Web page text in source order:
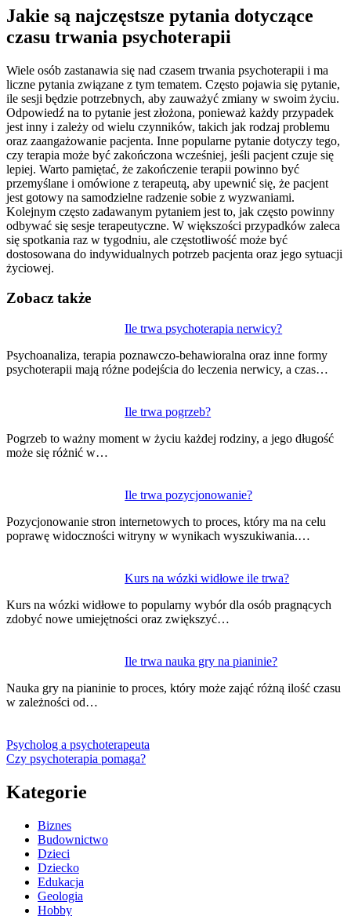
Jakie są najczęstsze pytania dotyczące
czasu trwania psychoterapii
Wiele osób zastanawia się nad czasem trwania psychoterapii i ma
liczne pytania związane z tym tematem. Często pojawia się pytanie,
ile sesji będzie potrzebnych, aby zauważyć zmiany w swoim życiu.
Odpowiedź na to pytanie jest złożona, ponieważ każdy przypadek
jest inny i zależy od wielu czynników, takich jak rodzaj problemu
oraz zaangażowanie pacjenta. Inne popularne pytanie dotyczy tego,
czy terapia może być zakończona wcześniej, jeśli pacjent czuje się
lepiej. Warto pamiętać, że zakończenie terapii powinno być
przemyślane i omówione z terapeutą, aby upewnić się, że pacjent
jest gotowy na samodzielne radzenie sobie z wyzwaniami.
Kolejnym często zadawanym pytaniem jest to, jak często powinny
odbywać się sesje terapeutyczne. W większości przypadków zaleca
się spotkania raz w tygodniu, ale częstotliwość może być
dostosowana do indywidualnych potrzeb pacjenta oraz jego sytuacji
życiowej.
Zobacz także
Ile trwa psychoterapia nerwicy?
Psychoanaliza, terapia poznawczo-behawioralna oraz inne formy
psychoterapii mają różne podejścia do leczenia nerwicy, a czas…
Ile trwa pogrzeb?
Pogrzeb to ważny moment w życiu każdej rodziny, a jego długość
może się różnić w…
Ile trwa pozycjonowanie?
Pozycjonowanie stron internetowych to proces, który ma na celu
poprawę widoczności witryny w wynikach wyszukiwania.…
Kurs na wózki widłowe ile trwa?
Kurs na wózki widłowe to popularny wybór dla osób pragnących
zdobyć nowe umiejętności oraz zwiększyć…
Ile trwa nauka gry na pianinie?
Nauka gry na pianinie to proces, który może zająć różną ilość czasu
w zależności od…
wpisu
Psycholog a psychoterapeuta
Czy psychoterapia pomaga?
Kategorie
Biznes
Budownictwo
Dzieci
Dziecko
Edukacja
Geologia
Hobby